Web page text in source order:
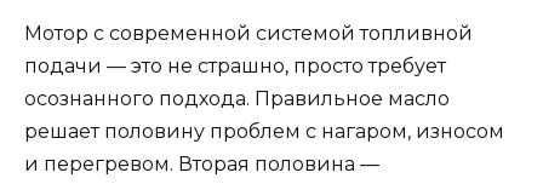
Мотор с современной системой топливной
подачи — это не страшно, просто требует
осознанного подхода. Правильное масло
решает половину проблем с нагаром, износом
и перегревом. Вторая половина —